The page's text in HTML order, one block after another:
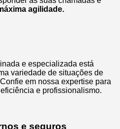
agilidade.
e especializada está
variedade de situações de
Confie em nossa expertise para
e profissionalismo.
e seguros